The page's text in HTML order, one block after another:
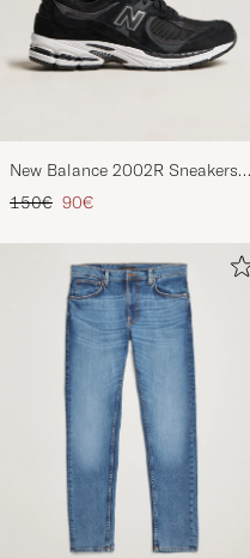
New Balance 2002R Sneakers
Black
Regulärer Preis
150€ Reduzierter Preis
90€